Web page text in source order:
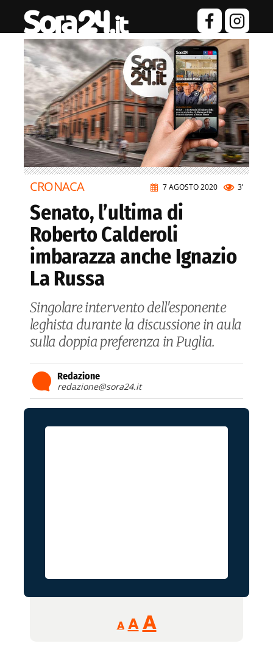
7 AGOSTO 2020 3’
CRONACA
Senato, l’ultima di
Roberto Calderoli
imbarazza anche Ignazio
La Russa
Singolare intervento dell'esponente
leghista durante la discussione in aula
sulla doppia preferenza in Puglia.
Redazione
redazione@sora24.it
A
Reducir
tamaño
A Restablecer
AAumentar